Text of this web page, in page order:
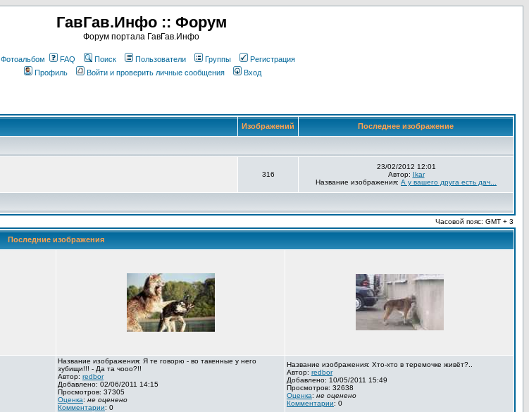
ГавГав.Инфо :: Форум
Форум портала ГавГав.Инфо
Фотоальбом FAQ Поиск Пользователи Группы
Регистрация
Профиль
Войти и проверить личные сообщения Вход
Изображений Последнее изображение
316
23/02/2012 12:01
Автор: Ikar
Название изображения: А у вашего друга есть дач...
Часовой пояс: GMT + 3
Последние изображения
Название изображения: Я те говорю - во такенные у него
зубищи!!! - Да та чооо?!!
Автор: redbor
Добавлено: 02/06/2011 14:15
Просмотров: 37305
Оценка: не оценено
Комментарии: 0
Название изображения: Хто-хто в теремочке живёт?..
Автор: redbor
Добавлено: 10/05/2011 15:49
Просмотров: 32638
Оценка: не оценено
Комментарии: 0